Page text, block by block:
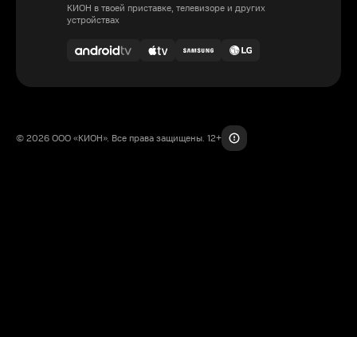
КИОН в твоей приставке, телевизоре и других
устройствах
© 2026 ООО «КИОН». Все права защищены. 12+